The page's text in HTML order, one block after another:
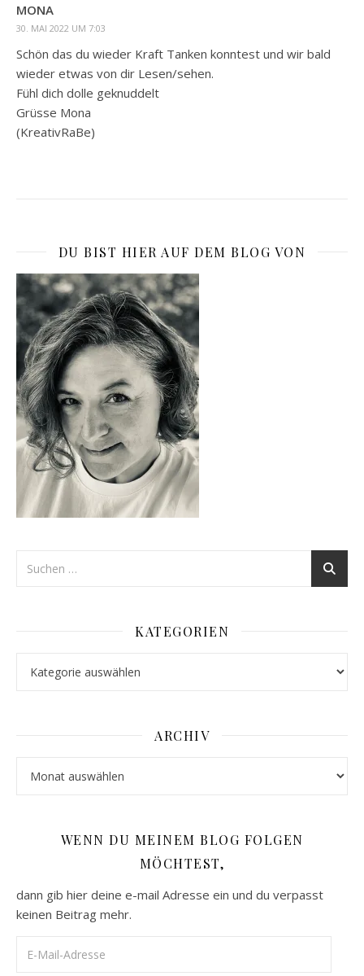
MONA
30. MAI 2022 UM 7:03
Schön das du wieder Kraft Tanken konntest und wir bald
wieder etwas von dir Lesen/sehen.
Fühl dich dolle geknuddelt
Grüsse Mona
(KreativRaBe)
DU BIST HIER AUF DEM BLOG VON
KATEGORIEN
ARCHIV
WENN DU MEINEM BLOG FOLGEN
MÖCHTEST,
dann gib hier deine e-mail Adresse ein und du verpasst
keinen Beitrag mehr.